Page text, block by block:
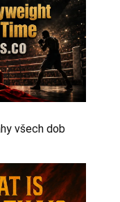
všech dob